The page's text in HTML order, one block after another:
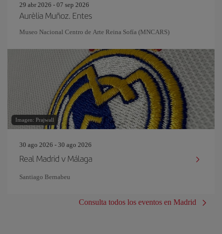
29 abr 2026 - 07 sep 2026
Aurèlia Muñoz. Entes
Museo Nacional Centro de Arte Reina Sofía (MNCARS)
Imagen: Prajwall
30 ago 2026 - 30 ago 2026
Real Madrid v Málaga
Santiago Bernabeu
Consulta todos los eventos en Madrid